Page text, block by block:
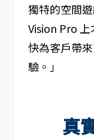
獨特的空間
Vision Pro
快為客戶帶
驗。」
真